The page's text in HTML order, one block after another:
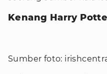
Kenang Harry
Sumber foto: